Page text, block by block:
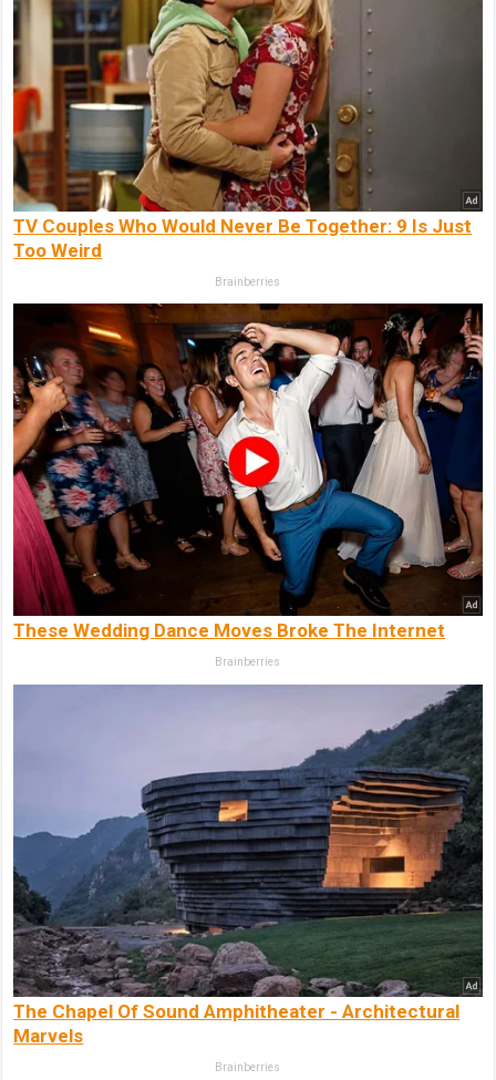
TV Couples Who Would Never Be Together: 9 Is Just
Too Weird
Brainberries
These Wedding Dance Moves Broke The Internet
Brainberries
The Chapel Of Sound Amphitheater - Architectural
Marvels
Brainberries